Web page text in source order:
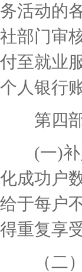
务活动的
社部门审
付至就业
个人银行
第四部
(一)补贴
化成功户
给于每户
得重复享
（二）